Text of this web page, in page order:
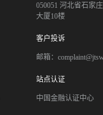
050051 河北省石家
大厦10楼
客户投诉
邮箱：
站点认证
中国金融认证中心